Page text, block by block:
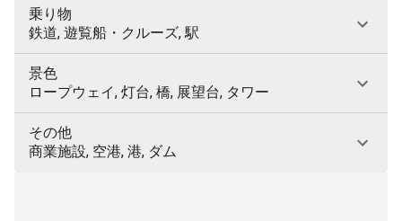
乗り物
鉄道, 遊覧船・クルーズ, 駅
景色
ロープウェイ, 灯台, 橋, 展望台, タワー
その他
商業施設, 空港, 港, ダム